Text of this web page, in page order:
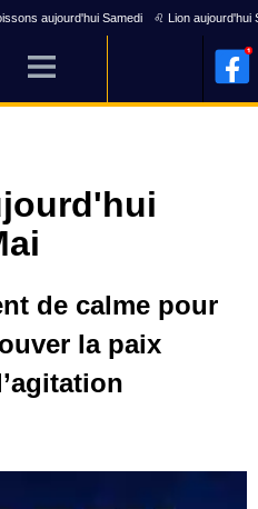
aujourd'hui Samedi ♌ Lion aujourd'hui
de calme pour
la paix